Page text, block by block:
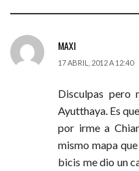
MAXI
17 ABRIL, 2012 A 12:40
Disculpas pero
Ayutthaya. Es
por irme a
mismo mapa
bicis me dio un